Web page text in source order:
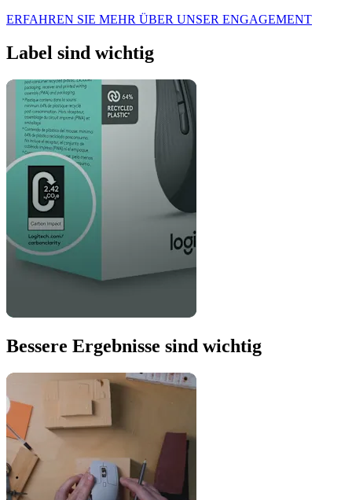
ERFAHREN SIE MEHR ÜBER UNSER ENGAGEMENT
Label sind wichtig
Bessere Ergebnisse sind wichtig